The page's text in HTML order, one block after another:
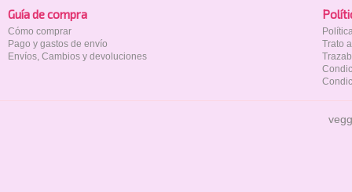
Guía de compra
Cómo comprar
Pago y gastos de envío
Envíos, Cambios y devoluciones
Trato